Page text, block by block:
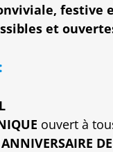
festive
et
ouvert à